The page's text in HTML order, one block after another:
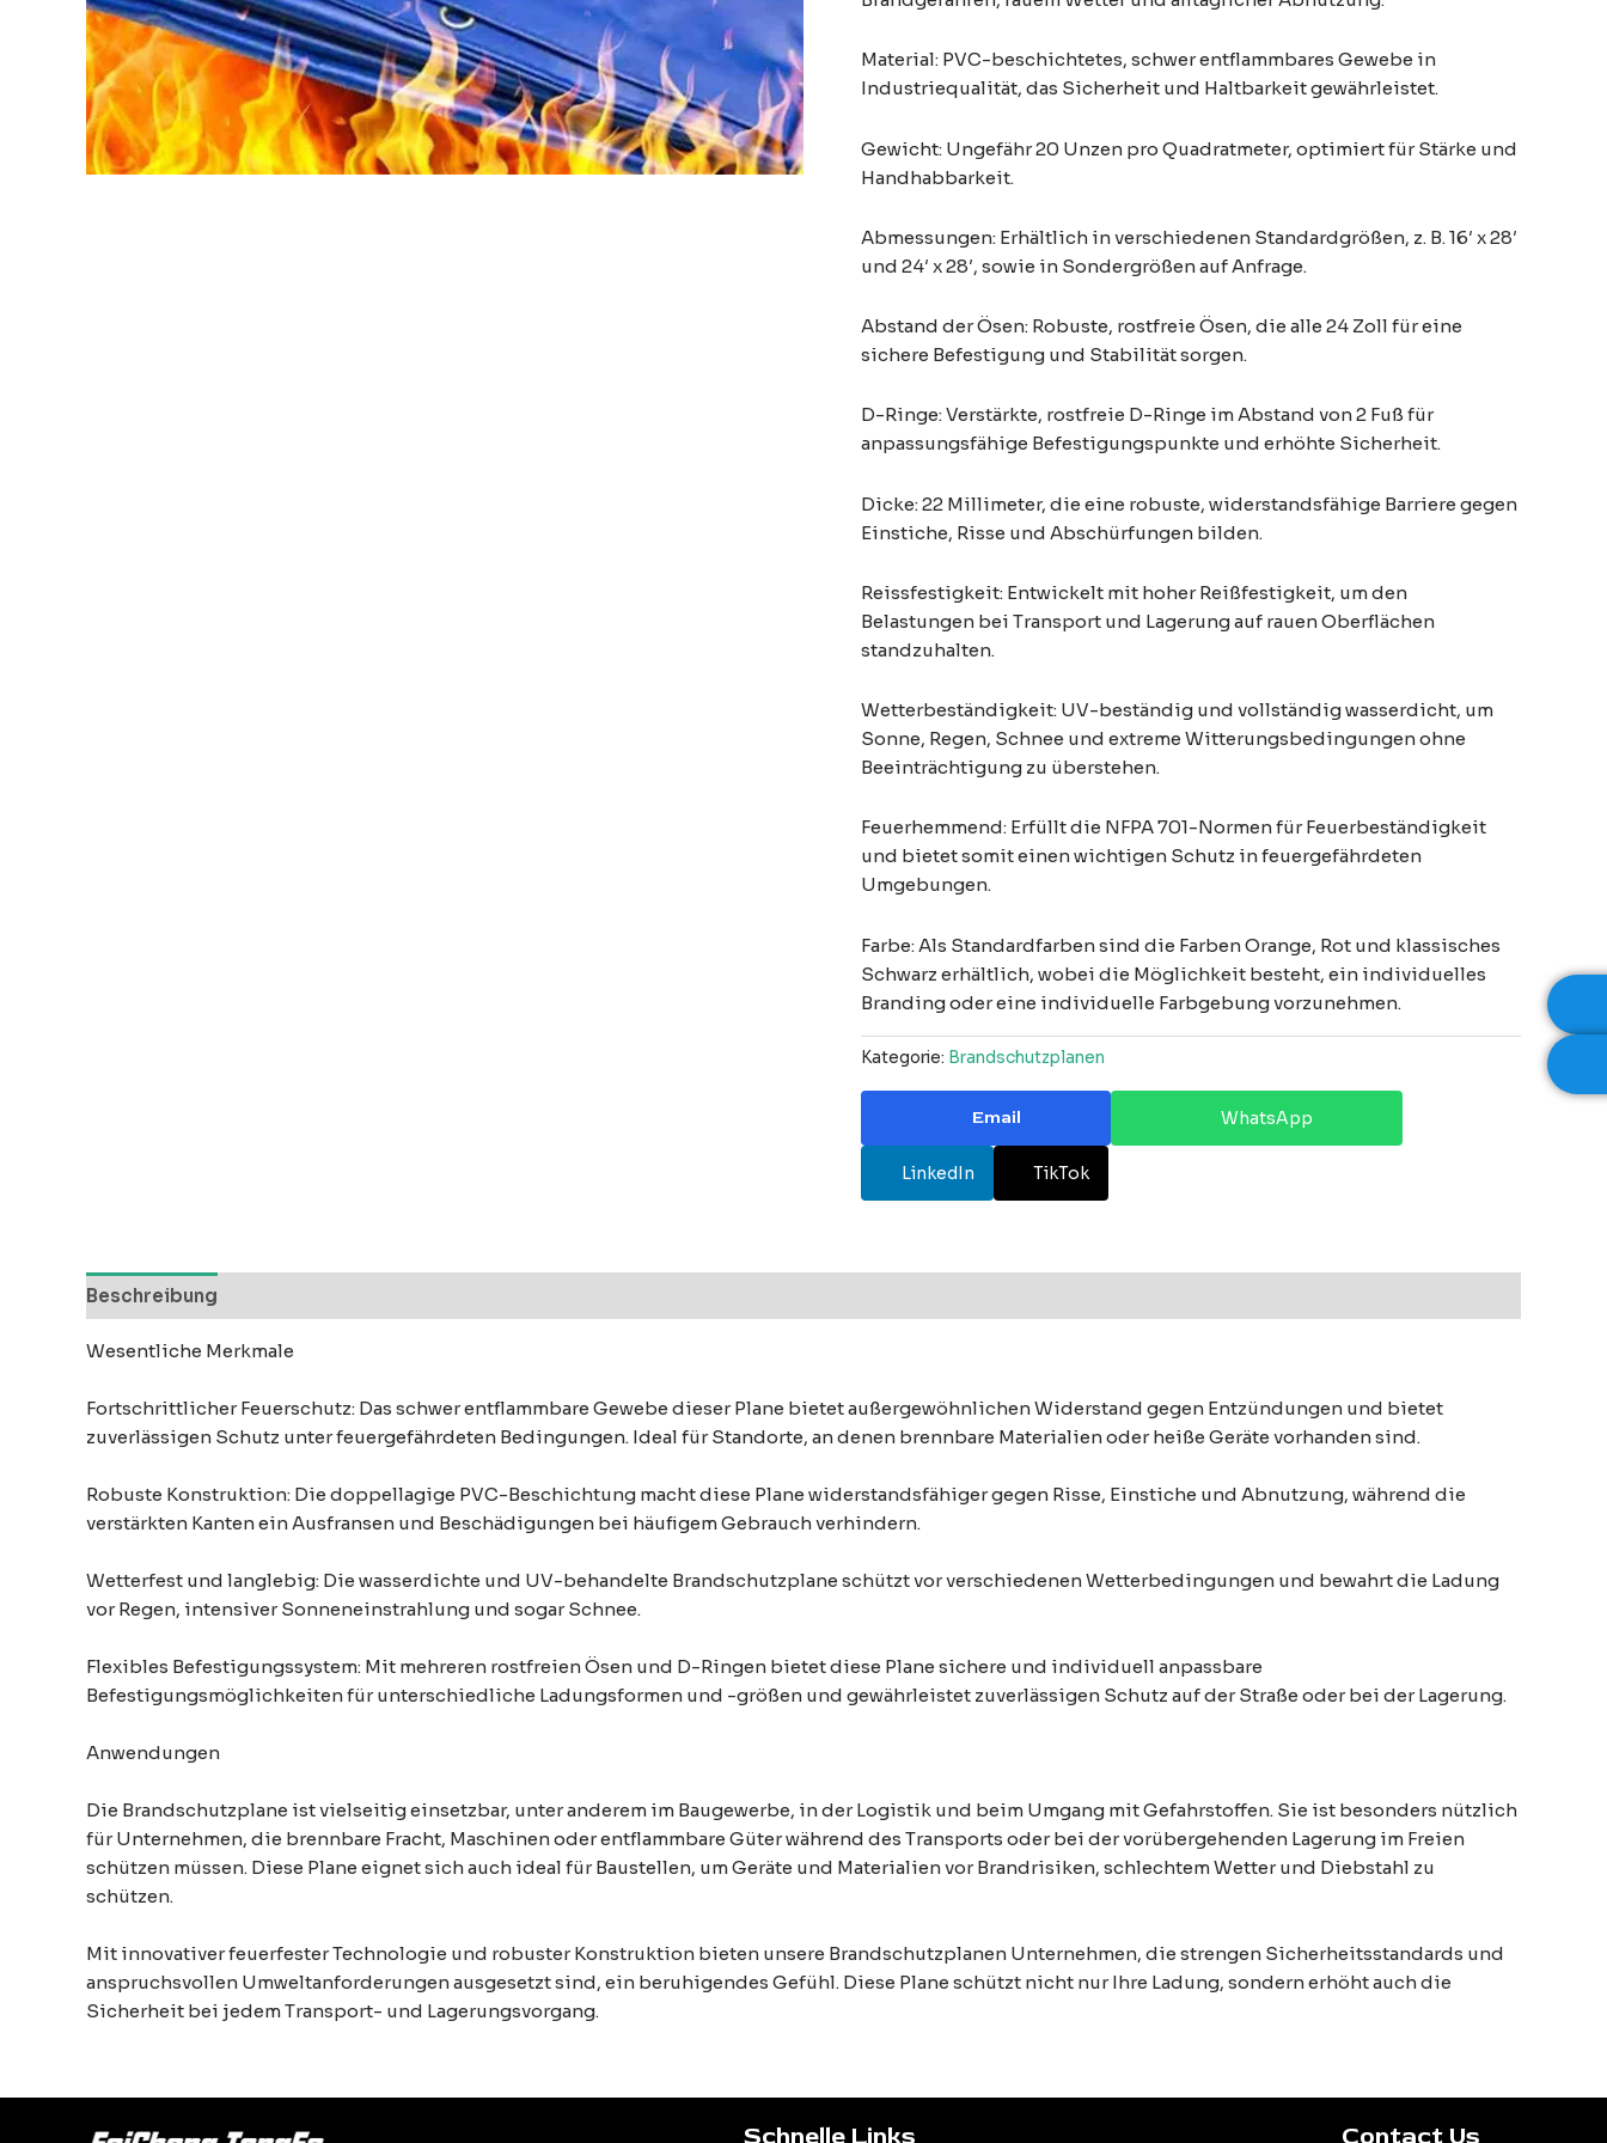
Material: PVC-beschichtetes, schwer entflammbares Gewebe in
Industriequalität, das Sicherheit und Haltbarkeit gewährleistet.
Gewicht: Ungefähr 20 Unzen pro Quadratmeter, optimiert für Stärke und
Handhabbarkeit.
Abmessungen: Erhältlich in verschiedenen Standardgrößen, z. B. 16′ x 28′
und 24′ x 28′, sowie in Sondergrößen auf Anfrage.
Abstand der Ösen: Robuste, rostfreie Ösen, die alle 24 Zoll für eine
sichere Befestigung und Stabilität sorgen.
D-Ringe: Verstärkte, rostfreie D-Ringe im Abstand von 2 Fuß für
anpassungsfähige Befestigungspunkte und erhöhte Sicherheit.
Dicke: 22 Millimeter, die eine robuste, widerstandsfähige Barriere gegen
Einstiche, Risse und Abschürfungen bilden.
Reissfestigkeit: Entwickelt mit hoher Reißfestigkeit, um den
Belastungen bei Transport und Lagerung auf rauen Oberflächen
standzuhalten.
Wetterbeständigkeit: UV-beständig und vollständig wasserdicht, um
Sonne, Regen, Schnee und extreme Witterungsbedingungen ohne
Beeinträchtigung zu überstehen.
Feuerhemmend: Erfüllt die NFPA 701-Normen für Feuerbeständigkeit
und bietet somit einen wichtigen Schutz in feuergefährdeten
Umgebungen.
Farbe: Als Standardfarben sind die Farben Orange, Rot und klassisches
Schwarz erhältlich, wobei die Möglichkeit besteht, ein individuelles
Branding oder eine individuelle Farbgebung vorzunehmen.
Kategorie: Brandschutzplanen
Email WhatsApp
LinkedIn TikTok
Beschreibung
Wesentliche Merkmale
Fortschrittlicher Feuerschutz: Das schwer entflammbare Gewebe dieser Plane bietet außergewöhnlichen Widerstand gegen Entzündungen und bietet
zuverlässigen Schutz unter feuergefährdeten Bedingungen. Ideal für Standorte, an denen brennbare Materialien oder heiße Geräte vorhanden sind.
Robuste Konstruktion: Die doppellagige PVC-Beschichtung macht diese Plane widerstandsfähiger gegen Risse, Einstiche und Abnutzung, während die
verstärkten Kanten ein Ausfransen und Beschädigungen bei häufigem Gebrauch verhindern.
Wetterfest und langlebig: Die wasserdichte und UV-behandelte Brandschutzplane schützt vor verschiedenen Wetterbedingungen und bewahrt die Ladung
vor Regen, intensiver Sonneneinstrahlung und sogar Schnee.
Flexibles Befestigungssystem: Mit mehreren rostfreien Ösen und D-Ringen bietet diese Plane sichere und individuell anpassbare
Befestigungsmöglichkeiten für unterschiedliche Ladungsformen und -größen und gewährleistet zuverlässigen Schutz auf der Straße oder bei der Lagerung.
Anwendungen
Die Brandschutzplane ist vielseitig einsetzbar, unter anderem im Baugewerbe, in der Logistik und beim Umgang mit Gefahrstoffen. Sie ist besonders nützlich
für Unternehmen, die brennbare Fracht, Maschinen oder entflammbare Güter während des Transports oder bei der vorübergehenden Lagerung im Freien
schützen müssen. Diese Plane eignet sich auch ideal für Baustellen, um Geräte und Materialien vor Brandrisiken, schlechtem Wetter und Diebstahl zu
schützen.
Mit innovativer feuerfester Technologie und robuster Konstruktion bieten unsere Brandschutzplanen Unternehmen, die strengen Sicherheitsstandards und
anspruchsvollen Umweltanforderungen ausgesetzt sind, ein beruhigendes Gefühl. Diese Plane schützt nicht nur Ihre Ladung, sondern erhöht auch die
Sicherheit bei jedem Transport- und Lagerungsvorgang.